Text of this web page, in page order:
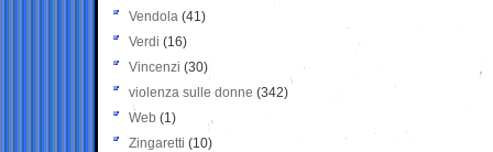
Vendola (41)
Verdi (16)
Vincenzi (30)
violenza sulle donne (342)
Web (1)
Zingaretti (10)